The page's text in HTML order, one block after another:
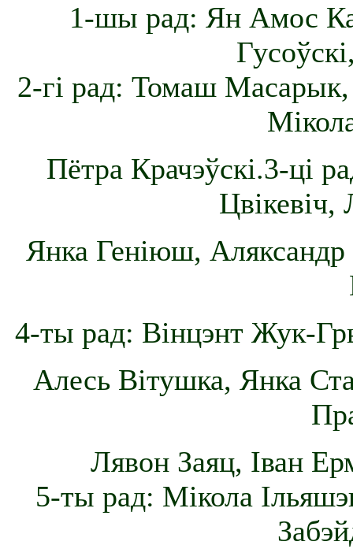
1-шы рад: Ян Амос
2-гі рад: Томаш
Пётра Крачэўскі.3-ці
Янка Геніюш,
4-ты рад: Вінцэнт Жук-
Алесь Вітушка, Янка
Лявон Заяц, Іван
5-ты рад: Мікола